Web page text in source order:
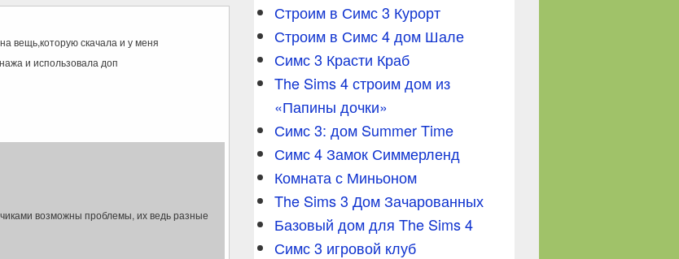
вещь,которую скачала и у меня
и использовала доп
возможны проблемы, их ведь разные
Строим в Симс 3 Курорт
Строим в Симс 4 дом Шале
Симс 3 Красти Краб
The Sims 4 строим дом из
«Папины дочки»
Симс 3: дом Summer Time
Симс 4 Замок Симмерленд
Комната с Миньоном
The Sims 3 Дом Зачарованных
Базовый дом для The Sims 4
Симс 3 игровой клуб